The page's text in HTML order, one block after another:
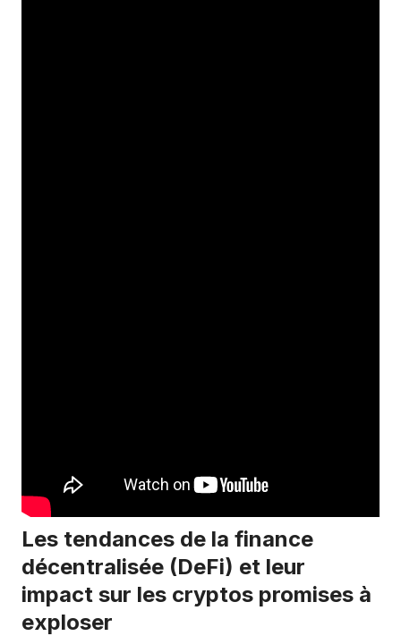
Les tendances de la finance
décentralisée (DeFi) et leur
impact sur les cryptos promises à
exploser